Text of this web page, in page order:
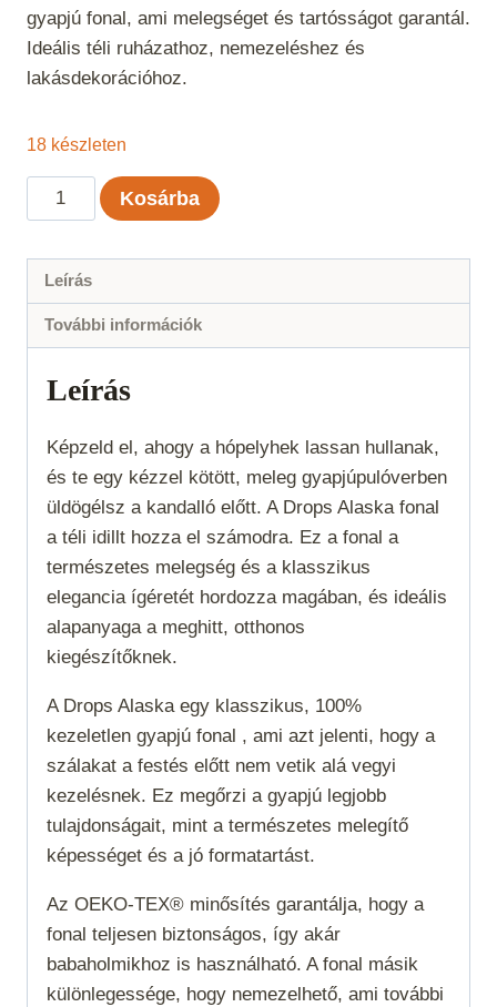
gyapjú fonal, ami melegséget és tartósságot garantál.
Ideális téli ruházathoz, nemezeléshez és
lakásdekorációhoz.
18 készleten
Drops
Alaska
Color
Mustár
Kosárba
Leírás
További információk
Leírás
Képzeld el, ahogy a hópelyhek lassan hullanak,
és te egy kézzel kötött, meleg gyapjúpulóverben
üldögélsz a kandalló előtt. A Drops Alaska fonal
a téli idillt hozza el számodra. Ez a fonal a
természetes melegség és a klasszikus
elegancia ígéretét hordozza magában, és ideális
alapanyaga a meghitt, otthonos
kiegészítőknek.
A Drops Alaska egy klasszikus, 100%
kezeletlen gyapjú fonal , ami azt jelenti, hogy a
szálakat a festés előtt nem vetik alá vegyi
kezelésnek. Ez megőrzi a gyapjú legjobb
tulajdonságait, mint a természetes melegítő
képességet és a jó formatartást.
Az OEKO-TEX® minősítés garantálja, hogy a
fonal teljesen biztonságos, így akár
babaholmikhoz is használható. A fonal másik
különlegessége, hogy nemezelhető, ami további